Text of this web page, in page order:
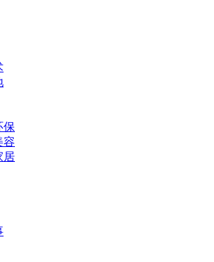
保
容
居